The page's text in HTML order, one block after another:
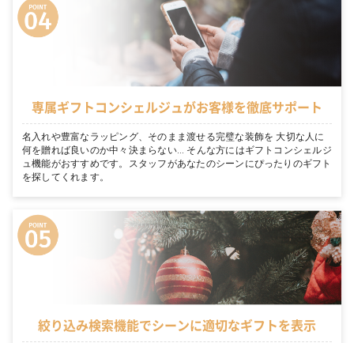
専属ギフトコンシェルジュがお客様を徹底サポート
名入れや豊富なラッピング、そのまま渡せる完璧な装飾を 大切な人に
何を贈れば良いのか中々決まらない… そんな方にはギフトコンシェルジ
ュ機能がおすすめです。スタッフがあなたのシーンにぴったりのギフト
を探してくれます。
絞り込み検索機能でシーンに適切なギフトを表示